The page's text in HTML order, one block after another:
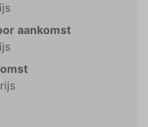
aankomst